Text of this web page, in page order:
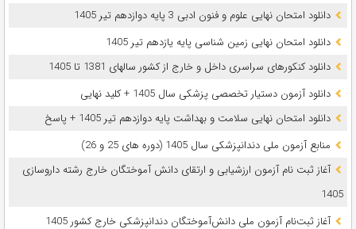
دانلود امتحان نهایی علوم و فنون ادبی 3 پایه دوازدهم تیر 1405
دانلود امتحان نهایی زمین شناسی پایه یازدهم تیر 1405
دانلود کنکورهای سراسری داخل و خارج از کشور سالهای 1381 تا 1405
دانلود آزمون دستیار تخصصی پزشکی سال 1405 + کلید نهایی
دانلود امتحان نهایی سلامت و بهداشت پایه دوازدهم تیر 1405 + پاسخ
ﻣﻨﺎﺑﻊ آزﻣﻮن ﻣﻠﯽ دندانپزشکی سال 1405 (دوره های 25 و 26)
آغاز ثبت نام آزمون‌ ارزشیابی و ارتقای دانش آموختگان خارج رشته داروسازی
1405
آغاز ثبت‌نام آزمون ملی دانش‌آموختگان دندانپزشکی خارج کشور 1405